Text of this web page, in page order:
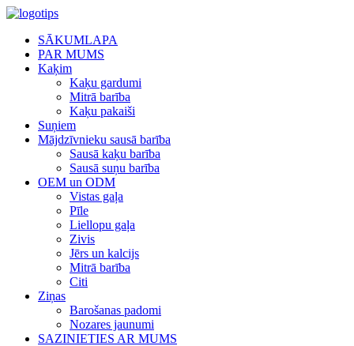
SĀKUMLAPA
PAR MUMS
Kaķim
Kaķu gardumi
Mitrā barība
Kaķu pakaiši
Suņiem
Mājdzīvnieku sausā barība
Sausā kaķu barība
Sausā suņu barība
OEM un ODM
Vistas gaļa
Pīle
Liellopu gaļa
Zivis
Jērs un kalcijs
Mitrā barība
Citi
Ziņas
Barošanas padomi
Nozares jaunumi
SAZINIETIES AR MUMS